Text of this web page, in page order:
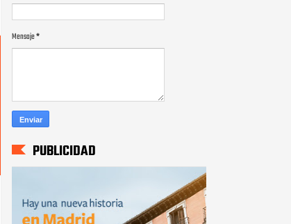
Mensaje*
PUBLICIDAD